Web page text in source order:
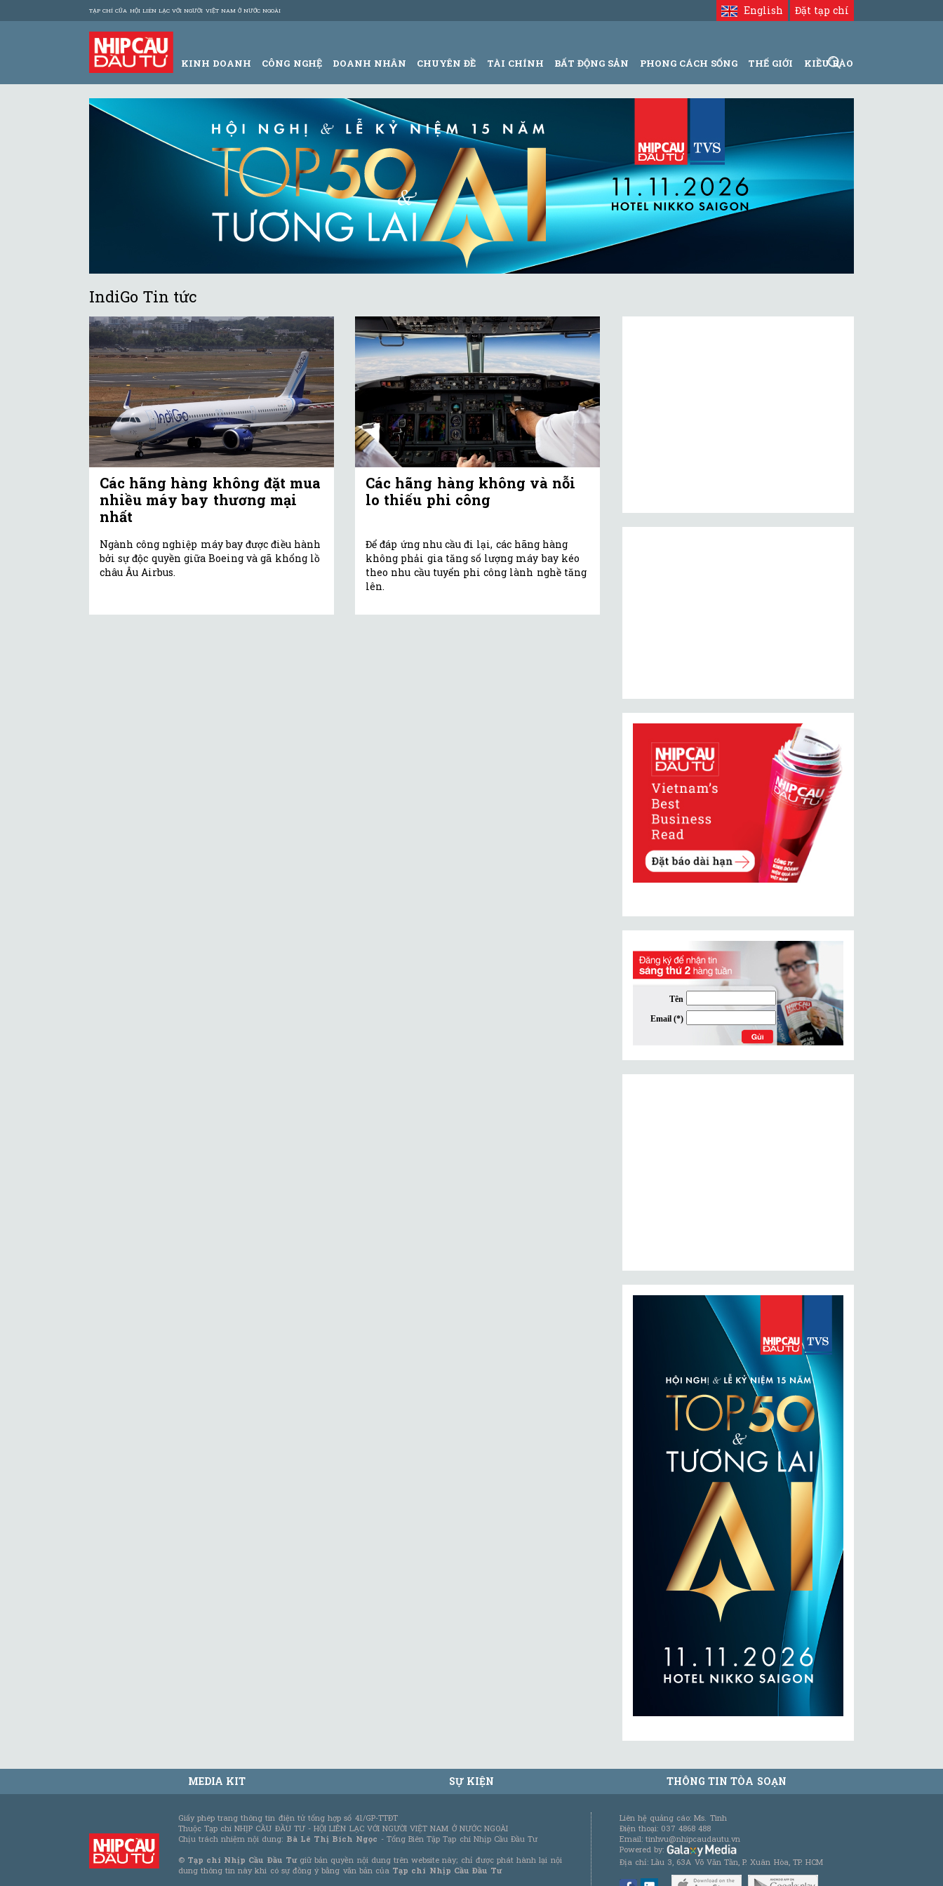
TẠP CHÍ CỦA HỘI LIÊN LẠC VỚI NGƯỜI VIỆT NAM Ở NƯỚC NGOÀI Đặt tạp chí
English
KINH DOANH CÔNG NGHỆ DOANH NHÂN CHUYÊN ĐỀ TÀI CHÍNH BẤT ĐỘNG SẢN PHONG CÁCH SỐNG THẾ GIỚI KIỀU BÀO
IndiGo Tin tức
Các hãng hàng không đặt mua
nhiều máy bay thương mại
nhất
Ngành công nghiệp máy bay được điều hành
bởi sự độc quyền giữa Boeing và gã khổng lồ
châu Âu Airbus.
Các hãng hàng không và nỗi
lo thiếu phi công
Để đáp ứng nhu cầu đi lại, các hãng hàng
không phải gia tăng số lượng máy bay kéo
theo nhu cầu tuyển phi công lành nghề tăng
lên.
MEDIA KIT SỰ KIỆN THÔNG TIN TÒA SOẠN
Giấy phép trang thông tin điện tử tổng hợp số 41/GP-TTĐT
Thuộc Tạp chí NHỊP CẦU ĐẦU TƯ - HỘI LIÊN LẠC VỚI NGƯỜI VIỆT NAM Ở NƯỚC NGOÀI
Chịu trách nhiệm nội dung: Bà Lê Thị Bích Ngọc - Tổng Biên Tập Tạp chí Nhịp Cầu Đầu Tư
© Tạp chí Nhịp Cầu Đầu Tưgiữ bản quyền nội dung trên website này; chỉ được phát hành lại nội
dung thông tin này khi có sự đồng ý bằng văn bản của Tạp chí Nhịp Cầu Đầu Tư
Liên hệ quảng cáo: Ms. Tình
Điện thoại: 037 4868 488
Email: tinhvu@nhipcaudautu.vn
Powered by:
Địa chỉ: Lầu 3, 63A Võ Văn Tần, P. Xuân Hòa, TP. HCM